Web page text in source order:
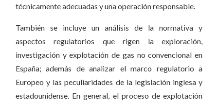
técnicamente adecuadas y una operación responsable.
También se incluye un análisis de la normativa y
aspectos regulatorios que rigen la exploración,
investigación y explotación de gas no convencional en
España; además de analizar el marco regulatorio a
Europeo y las peculiaridades de la legislación inglesa y
estadounidense. En general, el proceso de explotación